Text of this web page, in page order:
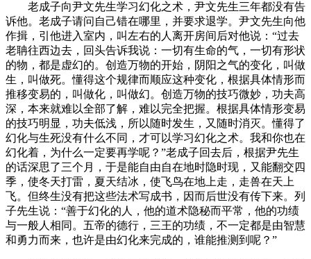
老成子向尹文先生学习幻化之术，尹文先生三年都没有告
诉他。老成子请问自己错在哪里，并要求退学。尹文先生向他
作揖，引他进入室内，叫左右的人离开房间后对他说：“过去
老聃往西边去，回头告诉我说：一切有生命的气，一切有形状
的物，都是虚幻的。创造万物的开始，阴阳之气的变化，叫做
生，叫做死。懂得这个规律而顺应这种变化，根据具体情形而
推移变易的，叫做化，叫做幻。创造万物的技巧微妙，功夫高
深，本来就难以全部了解，难以完全把握。根据具体情形变易
的技巧明显，功夫低浅，所以随时发生，又随时消灭。懂得了
幻化与生死没有什么不同，才可以学习幻化之术。我和你也在
幻化着，为什么一定要再学呢？”老成子回去后，根据尹先生
的话深思了三个月，于是能自由自在地时隐时现，又能翻交四
季，使冬天打雷，夏天结冰，使飞鸟在地上走，走兽在天上
飞。但终生没有把这些法术写成书，因而后世没有传下来。列
子先生说：“善于幻化的人，他的道术隐秘而平常，他的功绩
与一般人相同。五帝的德行，三王的功绩，不一定都是由智慧
和勇力而来，也许是由幻化来完成的，谁能推测到呢？”